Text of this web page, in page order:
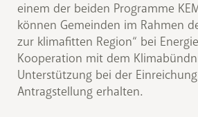
einem der beiden Programme
können Gemeinden im Rahmen
zur klimafitten Region“ bei
Kooperation mit dem
Unterstützung bei der
Antragstellung erhalten.